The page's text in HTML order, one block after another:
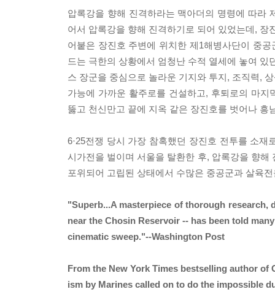
압록강을 향해 진격하라는 맥아더의 명령에 따라
어서 압록강을 향해 진격하기로 되어 있었는데,
어붙은 장진호 주변에 위치한 제1해병사단이 중
드는 극한의 상황에서 엄청난 수적 열세에 놓여
스 장군을 중심으로 놀라운 기지와 투지, 조직력,
가능에 가까운 활주로를 건설하고, 후퇴로의 마
뚫고 천신만고 끝에 지옥 같은 장진호를 벗어나 흥
6·25전쟁 당시 가장 참혹했던 장진호 전투를 소
시가전을 벌이며 서울을 탈환한 후, 압록강을 향
포위되어 고립된 상태에서 수많은 중공군과 살육
"Superb...A masterpiece of thorough
near the Chosin Reservoir -- has been told
cinematic sweep."--Washington Post
From the New York Times bestselling author
ism by Marines called on to do the impossible